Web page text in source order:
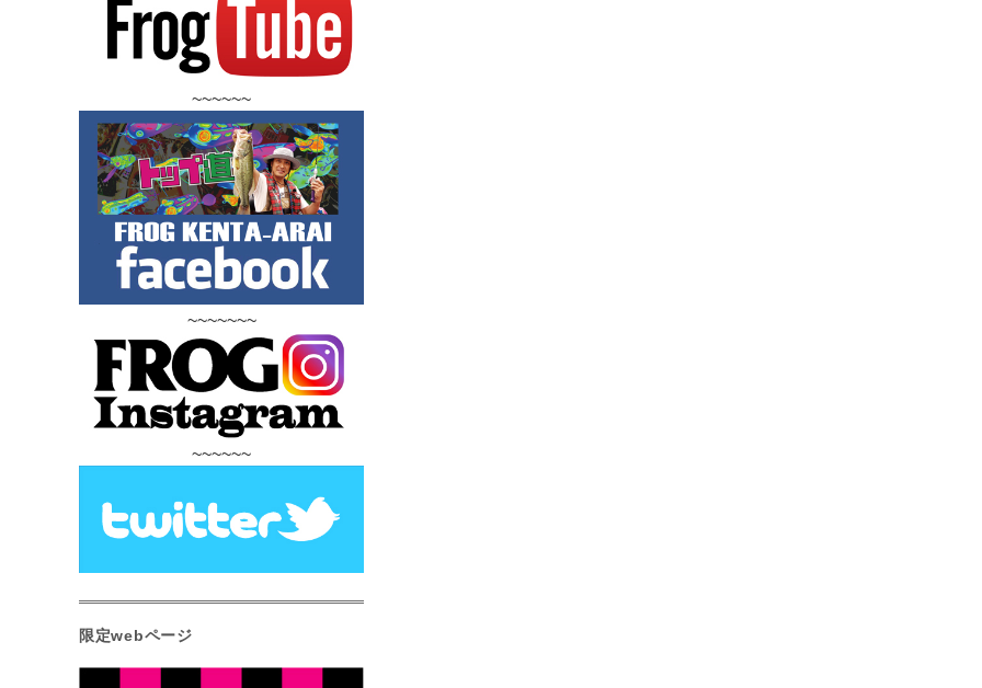
~~~~~~
~~~~~~~
~~~~~~
限定webページ